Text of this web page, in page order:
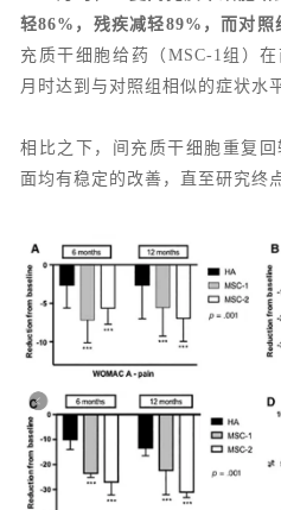
轻86%，残疾减轻89%，而对
充质干细胞给药（MSC-1组）
月时达到与对照组相似的症状水
相比之下，间充质干细胞重复
面均有稳定的改善，直至研究终